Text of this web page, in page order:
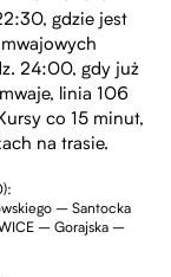
gdzie jest
24:00, gdy już
linia 106
co 15 minut,
na trasie.
– Santocka
– Gorajska –